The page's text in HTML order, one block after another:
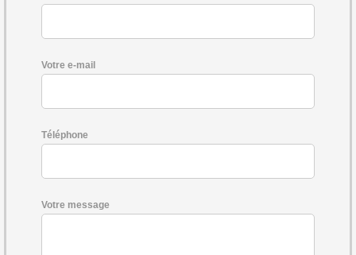
Votre e-mail
Téléphone
Votre message